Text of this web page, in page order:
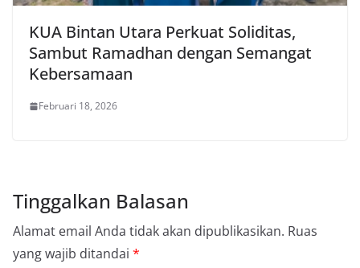
KUA Bintan Utara Perkuat Soliditas,
Sambut Ramadhan dengan Semangat
Kebersamaan
Februari 18, 2026
Tinggalkan Balasan
Alamat email Anda tidak akan dipublikasikan. Ruas
yang wajib ditandai *